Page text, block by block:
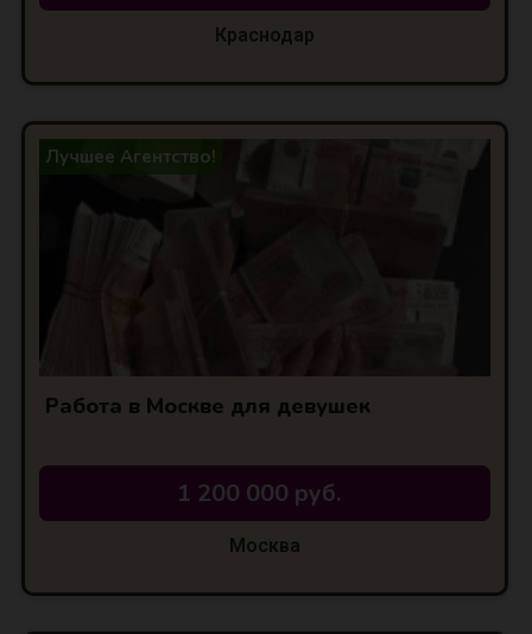
Краснодар
Лучшее Агентство!
Работа в Москве для девушек
1 200 000 руб.
Москва